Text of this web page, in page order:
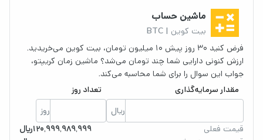
calculate ماشین حساب
بیت کوین | BTC
فرض کنید ۳۰ روز پیش ۱۰ میلیون تومان، بیت کوین می‌خریدید.
ارزش کنونی دارایی شما چند تومان می‌شد؟ ماشین زمان کریپتو،
جواب این سوال را برای شما محاسبه می‌کند.
مقدار سرمایه‌گذاری
ریال
تعداد روز
روز
قیمت فعلی
ریال120,999,989,999